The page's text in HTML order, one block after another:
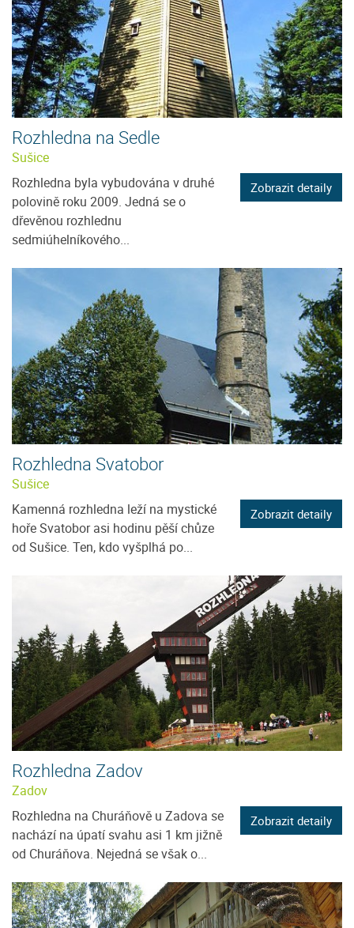
Rozhledna na Sedle
Sušice
Rozhledna byla vybudována v druhé
polovině roku 2009. Jedná se o
dřevěnou rozhlednu
sedmiúhelníkového...
Zobrazit detaily
Rozhledna Svatobor
Sušice
Kamenná rozhledna leží na mystické
hoře Svatobor asi hodinu pěší chůze
od Sušice. Ten, kdo vyšplhá po...
Zobrazit detaily
Rozhledna Zadov
Zadov
Rozhledna na Churáňově u Zadova se
nachází na úpatí svahu asi 1 km jižně
od Churáňova. Nejedná se však o...
Zobrazit detaily